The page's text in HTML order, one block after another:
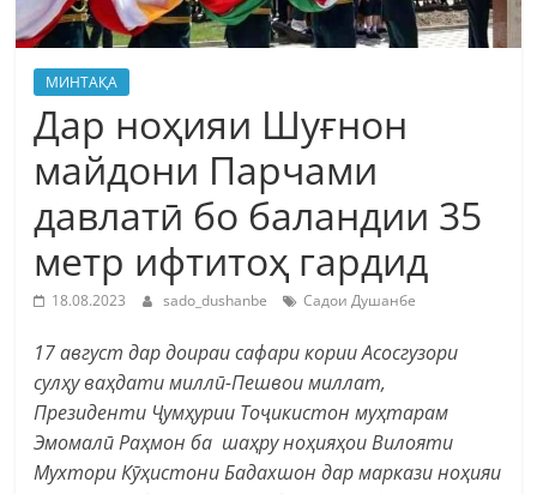
МИНТАҚА
Дар ноҳияи Шуғнон
майдони Парчами
давлатӣ бо баландии 35
метр ифтитоҳ гардид
18.08.2023 sado_dushanbe Садои Душанбе
17 август дар доираи сафари кории Асосгузори
сулҳу ваҳдати миллӣ-Пешвои миллат,
Президенти Ҷумҳурии Тоҷикистон муҳтарам
Эмомалӣ Раҳмон ба шаҳру ноҳияҳои Вилояти
Мухтори Кӯҳистони Бадахшон дар маркази ноҳияи